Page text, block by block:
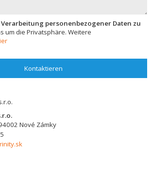
personenbezogener Daten zu
um die Privatsphäre. Weitere
Kontaktieren
Nové Zámky